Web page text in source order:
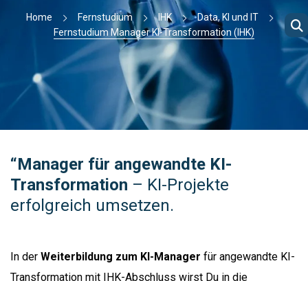
Home Fernstudium IHK
Data, KI und IT
Fernstudium Manager KI-Transformation (IHK)
“Manager für angewandte KI-
Transformation – KI-Projekte
erfolgreich umsetzen.
In der Weiterbildung zum KI-Manager für angewandte KI-
Transformation mit IHK-Abschluss wirst Du in die